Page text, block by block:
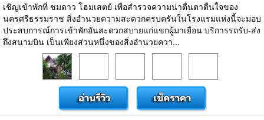
เชิญเข้าพักที่ ชมดาว โฮมเสตย์ เพื่อสำรวจความน่าตื่นตาตื่นใจของ
นครศรีธรรมราช สิ่งอำนวยความสะดวกครบครันในโรงแรมแห่งนี้จะมอบ
ประสบการณ์การเข้าพักอันสะดวกสบายแก่แขกผู้มาเยือน บริการรถรับ-ส่ง
ถึงสนามบิน เป็นเพียงส่วนหนึ่งของสิ่งอำนวยควา...